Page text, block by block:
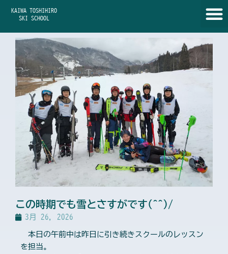
KAIWA TOSHIHIRO
SKI SCHOOL
この時期でも雪とさすがです(^^)/
3月 26, 2026
本日の午前中は昨日に引き続きスクールのレッスン
を担当。